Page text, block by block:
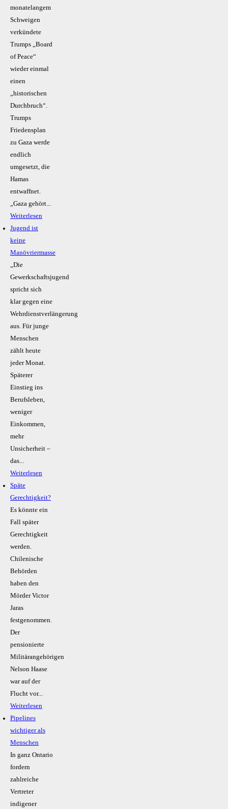
monatelangem
Schweigen
verkündete
Trumps „Board
of Peace“
wieder einmal
einen
„historischen
Durchbruch“.
Trumps
Friedensplan
zu Gaza werde
endlich
umgesetzt, die
Hamas
entwaffnet.
„Gaza gehört...
Weiterlesen
Jugend ist
keine
Manövriermasse
„Die
Gewerkschaftsjugend
spricht sich
klar gegen eine
Wehrdienstverlängerung
aus. Für junge
Menschen
zählt heute
jeder Monat.
Späterer
Einstieg ins
Berufsleben,
weniger
Einkommen,
mehr
Unsicherheit –
das...
Weiterlesen
Späte
Gerechtigkeit?
Es könnte ein
Fall später
Gerechtigkeit
werden.
Chilenische
Behörden
haben den
Mörder Victor
Jaras
festgenommen.
Der
pensionierte
Militärangehörigen
Nelson Haase
war auf der
Flucht vor...
Weiterlesen
Pipelines
wichtiger als
Menschen
In ganz Ontario
fordern
zahlreiche
Vertreter
indigener